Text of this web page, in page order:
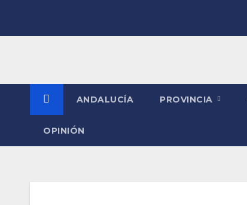
ANDALUCÍA PROVINCIA
OPINIÓN